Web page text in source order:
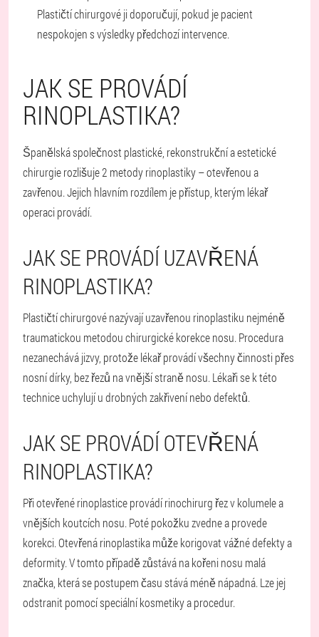
Plastičtí chirurgové ji doporučují, pokud je pacient
nespokojen s výsledky předchozí intervence.
JAK SE PROVÁDÍ
RINOPLASTIKA?
Španělská společnost plastické, rekonstrukční a estetické
chirurgie rozlišuje 2 metody rinoplastiky – otevřenou a
zavřenou. Jejich hlavním rozdílem je přístup, kterým lékař
operaci provádí.
JAK SE PROVÁDÍ UZAVŘENÁ
RINOPLASTIKA?
Plastičtí chirurgové nazývají uzavřenou rinoplastiku nejméně
traumatickou metodou chirurgické korekce nosu. Procedura
nezanechává jizvy, protože lékař provádí všechny činnosti přes
nosní dírky, bez řezů na vnější straně nosu. Lékaři se k této
technice uchylují u drobných zakřivení nebo defektů.
JAK SE PROVÁDÍ OTEVŘENÁ
RINOPLASTIKA?
Při otevřené rinoplastice provádí rinochirurg řez v kolumele a
vnějších koutcích nosu. Poté pokožku zvedne a provede
korekci. Otevřená rinoplastika může korigovat vážné defekty a
deformity. V tomto případě zůstává na kořeni nosu malá
značka, která se postupem času stává méně nápadná. Lze jej
odstranit pomocí speciální kosmetiky a procedur.